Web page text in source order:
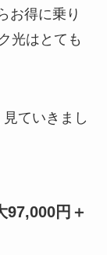
お得に乗り
光はとても
ていきまし
97,000円＋